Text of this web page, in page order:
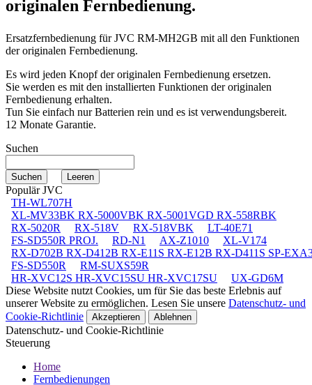
originalen Fernbedienung.
Ersatzfernbedienung fürJVC RM-MH2GB mit all den Funktionen
der originalen Fernbedienung.
Es wird jeden Knopf der originalen Fernbedienung ersetzen.
Sie werden es mit den installierten Funktionen der originalen
Fernbedienung erhalten.
Tun Sie einfach nur Batterien rein und es ist verwendungsbereit.
12 Monate Garantie.
Suchen
Populär JVC
TH-WL707H
XL-MV33BK RX-5000VBK RX-5001VGD RX-558RBK
RX-5020R
RX-518V RX-518VBK
LT-40E71
FS-SD550R PROJ.
RD-N1 AX-Z1010
XL-V174
RX-D702B RX-D412B RX-E11S RX-E12B RX-D411S SP-
FS-SD550R
RM-SUXS59R
HR-XVC12S HR-XVC15SU HR-XVC17SU
UX-GD6M
Diese Website nutzt Cookies, um für Sie das beste Erlebnis auf
unserer Website zu ermöglichen. Lesen Sie unsere Datenschutz- und
Cookie-Richtlinie
Akzeptieren Ablehnen
Datenschutz- und Cookie-Richtlinie
Steuerung
Home
Fernbedienungen